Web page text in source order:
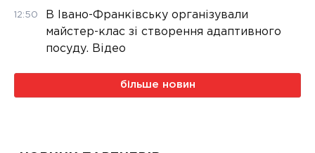
12:50
В Івано-Франківську організували
майстер-клас зі створення адаптивного
посуду. Відео
більше новин